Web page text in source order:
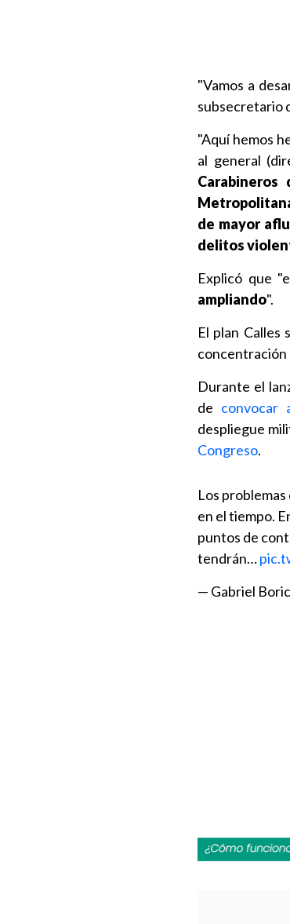
"Vamos a
subsecretario
"Aquí hemos
al general
de mayor
delitos
Explicó que
ampliando".
El plan Calles
concentración
Durante el
de convocar
despliegue
Congreso.
Los
en el tiempo.
puntos de
tendrán…
— Gabriel